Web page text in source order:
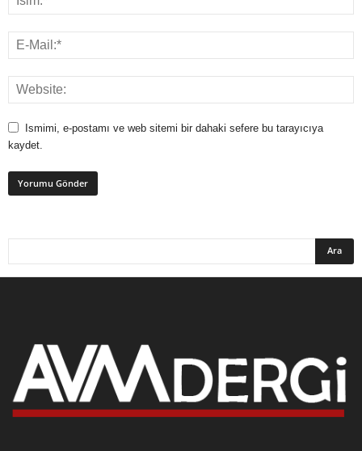
Ismimi, e-postamı ve web sitemi bir dahaki sefere bu tarayıcıya
kaydet.